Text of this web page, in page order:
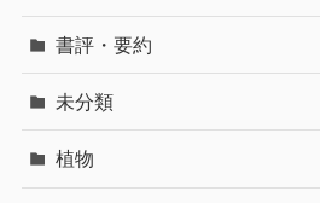
書評・要約
未分類
植物